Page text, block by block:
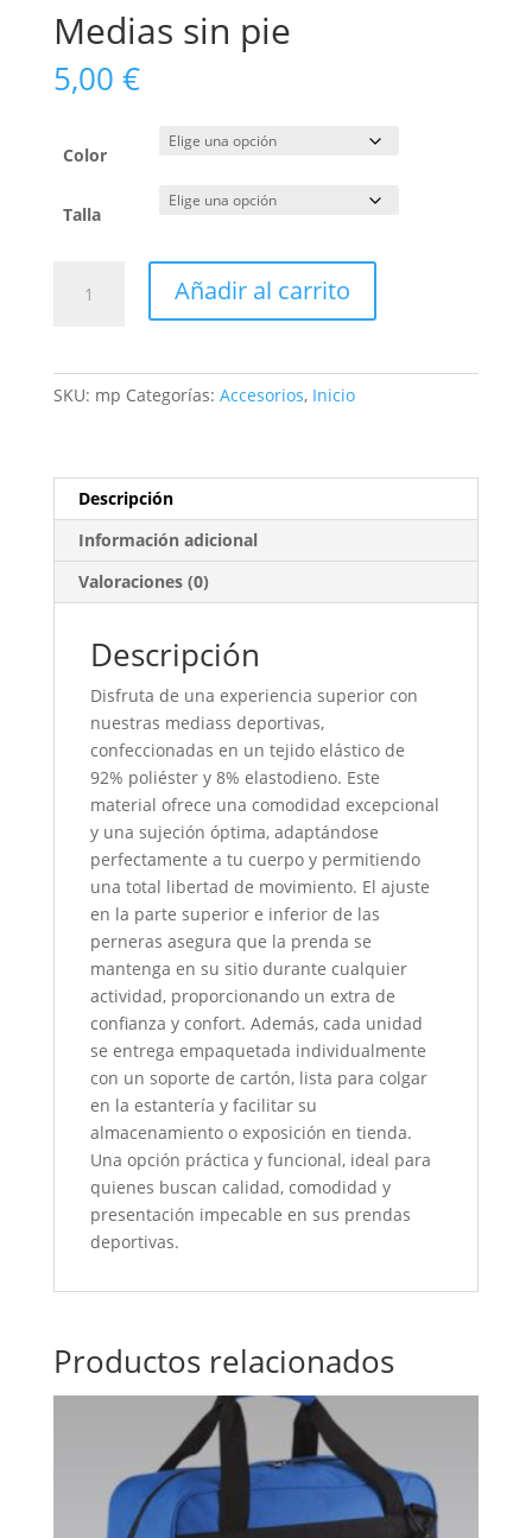
Medias sin pie
5,00 €
Color
Talla
Añadir al carrito
SKU: mp Categorías: Accesorios, Inicio
Descripción
Información adicional
Valoraciones (0)
Descripción
Disfruta de una experiencia superior con
nuestras mediass deportivas,
confeccionadas en un tejido elástico de
92% poliéster y 8% elastodieno. Este
material ofrece una comodidad excepcional
y una sujeción óptima, adaptándose
perfectamente a tu cuerpo y permitiendo
una total libertad de movimiento. El ajuste
en la parte superior e inferior de las
perneras asegura que la prenda se
mantenga en su sitio durante cualquier
actividad, proporcionando un extra de
confianza y confort. Además, cada unidad
se entrega empaquetada individualmente
con un soporte de cartón, lista para colgar
en la estantería y facilitar su
almacenamiento o exposición en tienda.
Una opción práctica y funcional, ideal para
quienes buscan calidad, comodidad y
presentación impecable en sus prendas
deportivas.
Productos relacionados